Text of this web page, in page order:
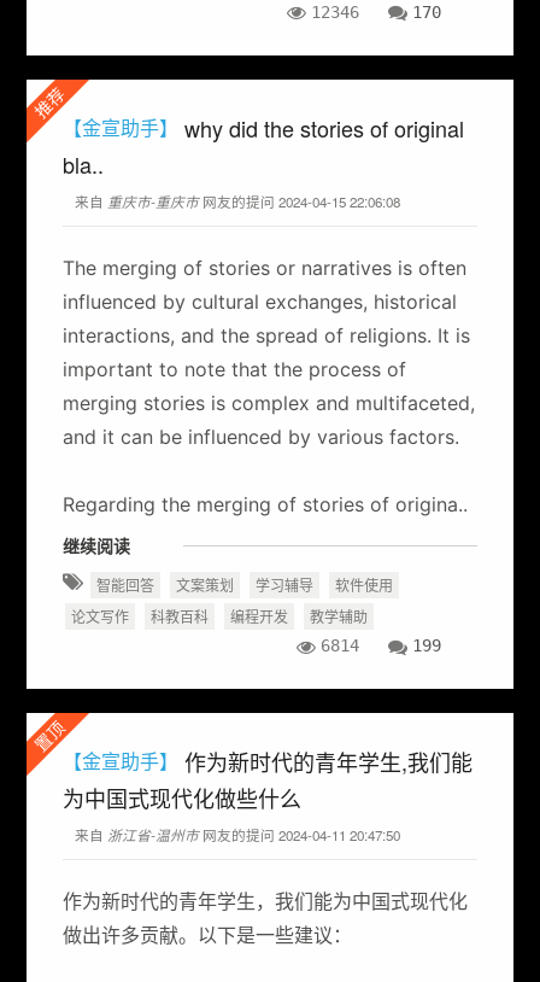
12346 170
推荐
【金宣助手】
why did the stories of original
bla..
来自 重庆市-重庆市网友的提问 2024-04-15 22:06:08
The merging of stories or narratives is often
influenced by cultural exchanges, historical
interactions, and the spread of religions. It is
important to note that the process of
merging stories is complex and multifaceted,
and it can be influenced by various factors.
Regarding the merging of stories of origina..
继续阅读
智能回答 文案策划 学习辅导
软件使用
论文写作
科教百科 编程开发 教学辅助
6814 199
置顶
【金宣助手】
作为新时代的青年学生,我们能
为中国式现代化做些什么
来自 浙江省-温州市网友的提问 2024-04-11 20:47:50
作为新时代的青年学生，我们能为中国式现代化
做出许多贡献。以下是一些建议：